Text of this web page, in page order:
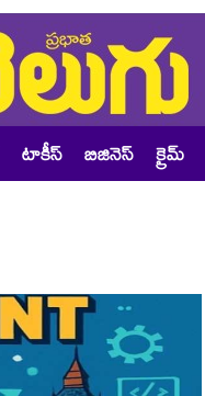
టాకీస్ బిజినెస్ క్రైమ్